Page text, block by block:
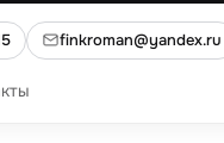
finkroman@yandex.ru